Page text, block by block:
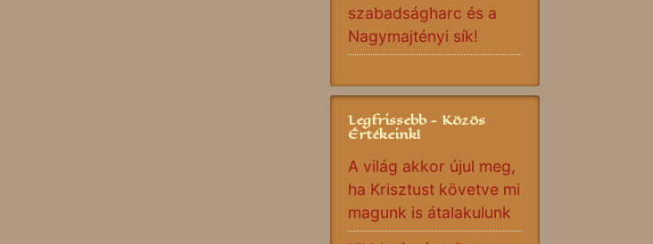
szabadságharc és a
Nagymajtényi sík!
Legfrissebb - Közös
Értékeink!
A világ akkor újul meg,
ha Krisztust követve mi
magunk is átalakulunk